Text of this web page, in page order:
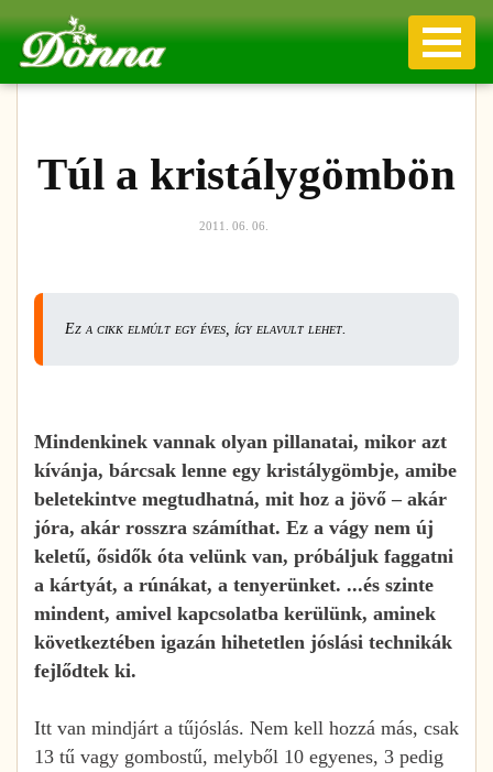
Túl a kristálygömbön
2011. 06. 06.
Ez a cikk elmúlt egy éves, így elavult lehet.
Mindenkinek vannak olyan pillanatai, mikor azt
kívánja, bárcsak lenne egy kristálygömbje, amibe
beletekintve megtudhatná, mit hoz a jövő – akár
jóra, akár rosszra számíthat. Ez a vágy nem új
keletű, ősidők óta velünk van, próbáljuk faggatni
a kártyát, a rúnákat, a tenyerünket. ...és szinte
mindent, amivel kapcsolatba kerülünk, aminek
következtében igazán hihetetlen jóslási technikák
fejlődtek ki.
Itt van mindjárt a tűjóslás. Nem kell hozzá más, csak
13 tű vagy gombostű, melyből 10 egyenes, 3 pedig